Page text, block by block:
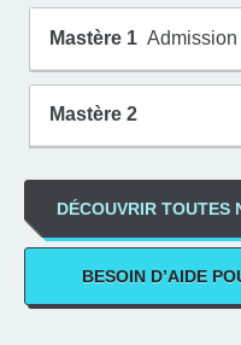
Pourquoi
métiers
Mastère 1
Mastère 2
DÉCOUVRIR TOUTES
BESOIN D’AIDE